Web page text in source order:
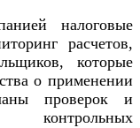
налоговые
расчетов,
которые
о применении
проверок и
контрольных